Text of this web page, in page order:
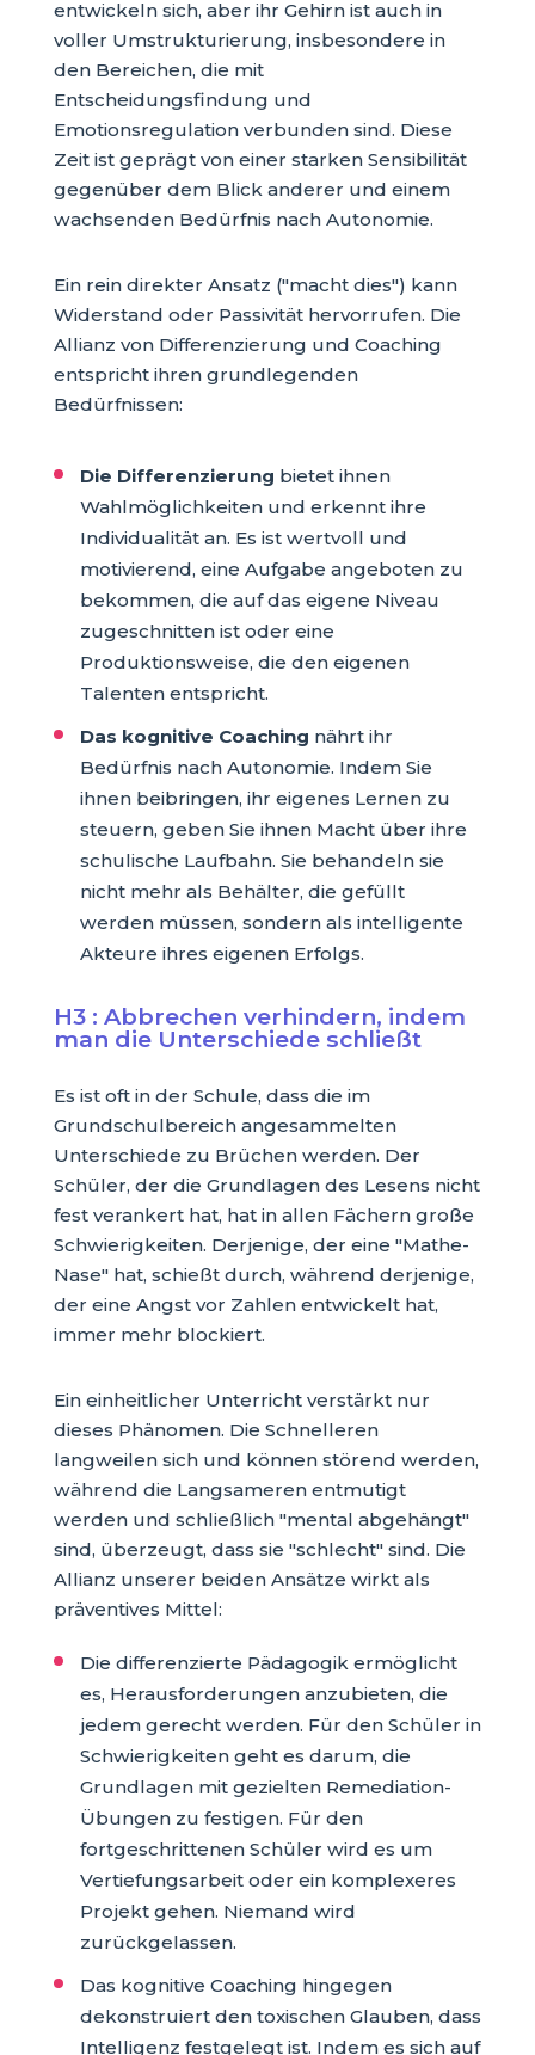
entwickeln sich, aber ihr Gehirn ist auch in
voller Umstrukturierung, insbesondere in
den Bereichen, die mit
Entscheidungsfindung und
Emotionsregulation verbunden sind. Diese
Zeit ist geprägt von einer starken Sensibilität
gegenüber dem Blick anderer und einem
wachsenden Bedürfnis nach Autonomie.
Ein rein direkter Ansatz ("macht dies") kann
Widerstand oder Passivität hervorrufen. Die
Allianz von Differenzierung und Coaching
entspricht ihren grundlegenden
Bedürfnissen:
Die Differenzierung bietet ihnen
Wahlmöglichkeiten und erkennt ihre
Individualität an. Es ist wertvoll und
motivierend, eine Aufgabe angeboten zu
bekommen, die auf das eigene Niveau
zugeschnitten ist oder eine
Produktionsweise, die den eigenen
Talenten entspricht.
Das kognitive Coaching nährt ihr
Bedürfnis nach Autonomie. Indem Sie
ihnen beibringen, ihr eigenes Lernen zu
steuern, geben Sie ihnen Macht über ihre
schulische Laufbahn. Sie behandeln sie
nicht mehr als Behälter, die gefüllt
werden müssen, sondern als intelligente
Akteure ihres eigenen Erfolgs.
H3 : Abbrechen verhindern, indem
man die Unterschiede schließt
Es ist oft in der Schule, dass die im
Grundschulbereich angesammelten
Unterschiede zu Brüchen werden. Der
Schüler, der die Grundlagen des Lesens nicht
fest verankert hat, hat in allen Fächern große
Schwierigkeiten. Derjenige, der eine "Mathe-
Nase" hat, schießt durch, während derjenige,
der eine Angst vor Zahlen entwickelt hat,
immer mehr blockiert.
Ein einheitlicher Unterricht verstärkt nur
dieses Phänomen. Die Schnelleren
langweilen sich und können störend werden,
während die Langsameren entmutigt
werden und schließlich "mental abgehängt"
sind, überzeugt, dass sie "schlecht" sind. Die
Allianz unserer beiden Ansätze wirkt als
präventives Mittel:
Die differenzierte Pädagogik ermöglicht
es, Herausforderungen anzubieten, die
jedem gerecht werden. Für den Schüler in
Schwierigkeiten geht es darum, die
Grundlagen mit gezielten Remediation-
Übungen zu festigen. Für den
fortgeschrittenen Schüler wird es um
Vertiefungsarbeit oder ein komplexeres
Projekt gehen. Niemand wird
zurückgelassen.
Das kognitive Coaching hingegen
dekonstruiert den toxischen Glauben, dass
Intelligenz festgelegt ist. Indem es sich auf